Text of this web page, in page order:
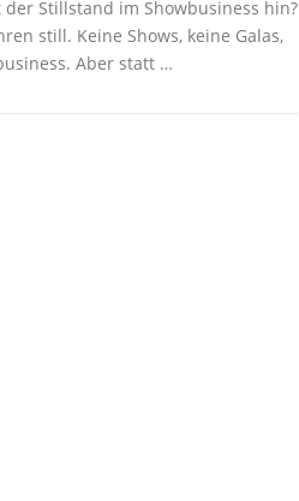
Stillstand im Showbusiness hin?
still. Keine Shows, keine Galas,
Aber statt …